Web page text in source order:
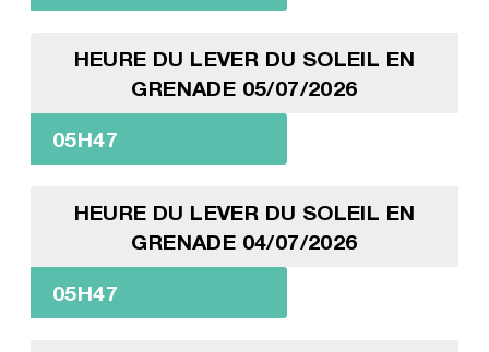
HEURE DU LEVER DU SOLEIL EN
GRENADE 05/07/2026
05H47
HEURE DU LEVER DU SOLEIL EN
GRENADE 04/07/2026
05H47